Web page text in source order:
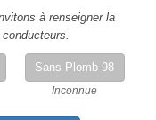
à renseigner la
Sans Plomb 98
Inconnue